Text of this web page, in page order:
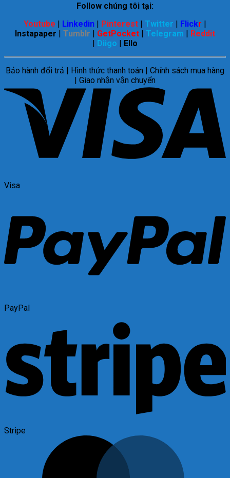
Follow chúng tôi tại:
Youtube | Linkedin | Pinterest | Twitter | Flickr |
Instapaper | Tumblr | GetPocket | Telegram | Reddit
| Diigo | Ello
Bảo hành đổi trả | Hình thức thanh toán | Chính sách mua hàng
| Giao nhận vận chuyển
Visa
PayPal
Stripe